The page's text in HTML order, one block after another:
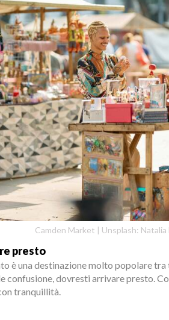
Camden Market | Unsplash: Natalia
presto
è una destinazione molto popolare
confusione, dovresti arrivare presto.
tranquillità.